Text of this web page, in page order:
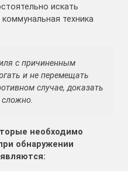
искать
техника
с причиненным
и не перемещать
случае, доказать
необходимо
обнаружении